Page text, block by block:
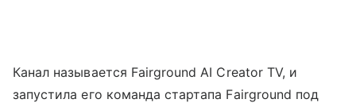
Канал называется Fairground AI Creator TV, и
запустила его команда стартапа Fairground под